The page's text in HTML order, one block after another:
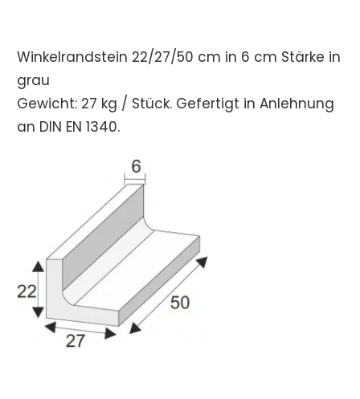
Winkelrandstein 22/27/50 cm in 6 cm Stärke in
grau
Gewicht: 27 kg / Stück. Gefertigt in Anlehnung
an DIN EN 1340.